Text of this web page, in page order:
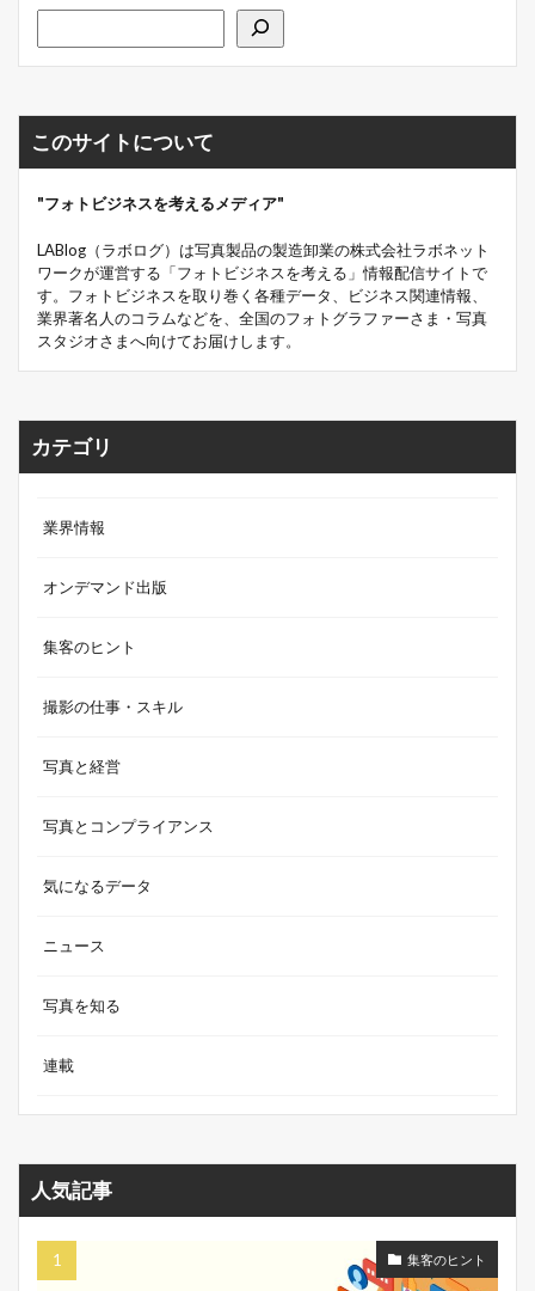
このサイトについて
"フォトビジネスを考えるメディア"
LABlog（ラボログ）は写真製品の製造卸業の株式会社ラボネット
ワークが運営する「フォトビジネスを考える」情報配信サイトで
す。フォトビジネスを取り巻く各種データ、ビジネス関連情報、
業界著名人のコラムなどを、全国のフォトグラファーさま・写真
スタジオさまへ向けてお届けします。
カテゴリ
業界情報
オンデマンド出版
集客のヒント
撮影の仕事・スキル
写真と経営
写真とコンプライアンス
気になるデータ
ニュース
写真を知る
連載
人気記事
集客のヒント